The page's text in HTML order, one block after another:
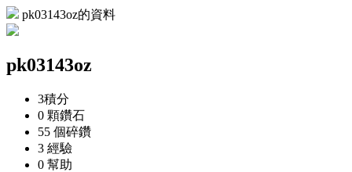
pk03143oz的資料
pk03143oz
3積分
0 顆鑽石
55 個碎鑽
3 經驗
0 幫助